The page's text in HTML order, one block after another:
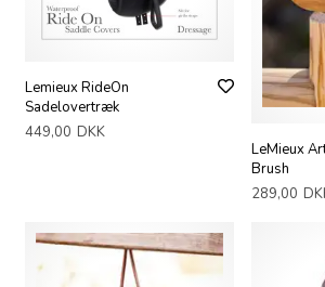
Lemieux RideOn
Sadelovertræk
449,00 DKK
LeMieux
Brush
289,00